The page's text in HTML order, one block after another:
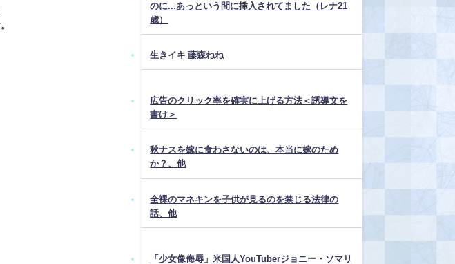
のに...あっという間に挿入されてました（レナ21
歳）
生きイキ 藤森ねね
広告のクリック率を確実に上げる方法＜誘導文を
書け＞
秋ナスを嫁に食わさないのは、本当に嫁のため
か？、他
全裸のマネキンを子供が見るのを禁じる法律の
話、他
「少女像侮辱」米国人YouTuberジョニー・ソマリ